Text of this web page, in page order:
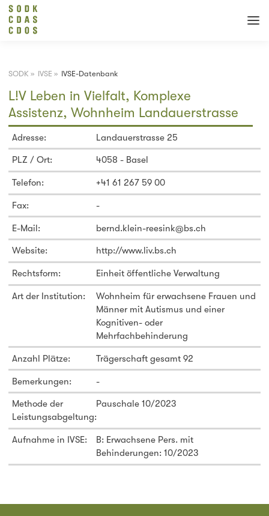
SODK » IVSE » IVSE-Datenbank
L!V Leben in Vielfalt, Komplexe
Assistenz, Wohnheim Landauerstrasse
Adresse: Landauerstrasse 25
PLZ / Ort: 4058 - Basel
Telefon: +41 61 267 59 00
Fax: -
E-Mail: bernd.klein-reesink@bs.ch
Website: http://www.liv.bs.ch
Rechtsform: Einheit öffentliche Verwaltung
Art der Institution:
Wohnheim für erwachsene Frauen und
Männer mit Autismus und einer
Kognitiven- oder
Mehrfachbehinderung
Anzahl Plätze: Trägerschaft gesamt 92
Bemerkungen: -
Methode der
Leistungsabgeltung:
Pauschale 10/2023
Aufnahme in IVSE:
B: Erwachsene Pers. mit
Behinderungen: 10/2023